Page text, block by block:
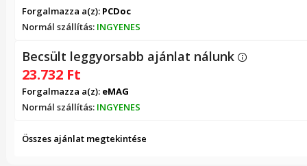
Forgalmazza a(z): PCDoc
Normál szállítás: INGYENES
Becsült leggyorsabb ajánlat nálunk
23.732 Ft
Forgalmazza a(z): eMAG
Normál szállítás: INGYENES
Összes ajánlat megtekintése